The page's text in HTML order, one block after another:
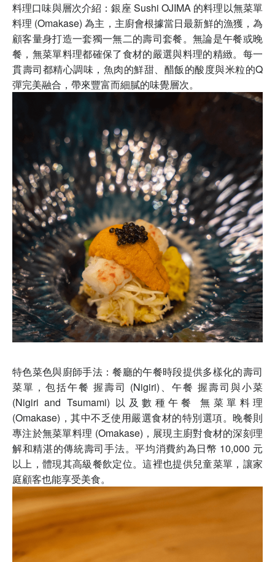
料理口味與層次介紹：銀座 Sushi OJIMA 的料理以無菜單
料理 (Omakase) 為主，主廚會根據當日最新鮮的漁獲，為
顧客量身打造一套獨一無二的壽司套餐。無論是午餐或晚
餐，無菜單料理都確保了食材的嚴選與料理的精緻。每一
貫壽司都精心調味，魚肉的鮮甜、醋飯的酸度與米粒的Q
彈完美融合，帶來豐富而細膩的味覺層次。
特色菜色與廚師手法：餐廳的午餐時段提供多樣化的壽司
菜單，包括午餐 握壽司 (Nigiri)、午餐 握壽司與小菜
(Nigiri and Tsumami) 以及數種午餐 無菜單料理
(Omakase)，其中不乏使用嚴選食材的特別選項。晚餐則
專注於無菜單料理 (Omakase)，展現主廚對食材的深刻理
解和精湛的傳統壽司手法。平均消費約為日幣 10,000 元
以上，體現其高級餐飲定位。這裡也提供兒童菜單，讓家
庭顧客也能享受美食。